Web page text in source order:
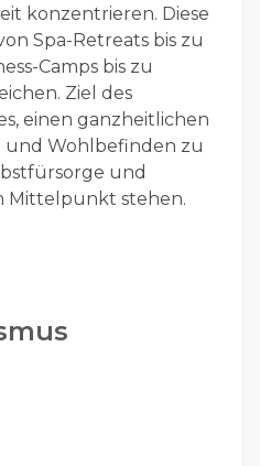
konzentrieren. Diese
Spa-Retreats bis zu
Camps bis zu
Ziel des
einen ganzheitlichen
und Wohlbefinden zu
und
Mittelpunkt stehen.